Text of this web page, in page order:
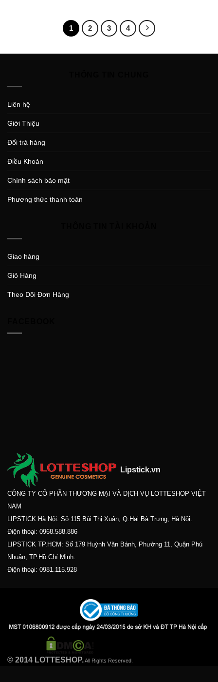
1 2 3 4
Liên hệ
Giới Thiệu
Đổi trả hàng
Điều Khoản
Chính sách bảo mật
Phương thức thanh toán
Giao hàng
Giỏ Hàng
Theo Dõi Đơn Hàng
Lipstick.vn
CÔNG TY CỔ PHẦN THƯƠNG MẠI VÀ DỊCH VỤ LOTTESHOP VIỆT
NAM
LIPSTICK Hà Nội: Số 115 Bùi Thị Xuân, Q.Hai Bà Trưng, Hà Nội.
Điện thoại: 0968.588.886
LIPSTICK TP.HCM: Số 179 Huỳnh Văn Bánh, Phường 11, Quận Phú
Nhuận, TP.Hồ Chí Minh.
Điện thoại: 0981.115.928
© 2014 LOTTESHOP.All Rights Reserved.